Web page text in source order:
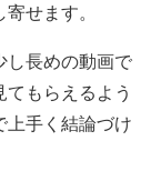
せます。
し長めの動画で
もらえるよう
上手く結論づけ